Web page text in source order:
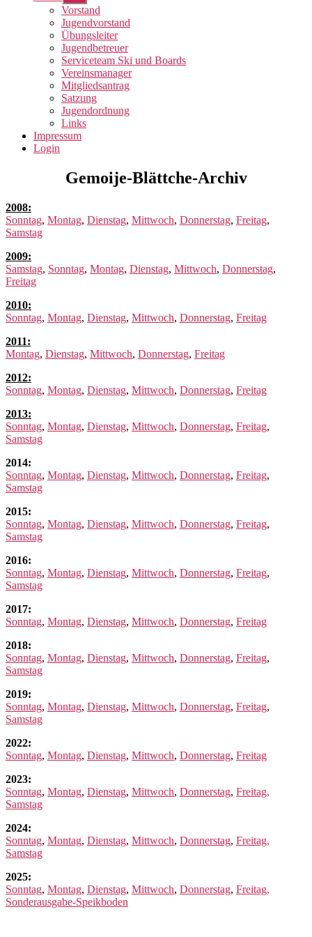
anzeigen
Vorstand
Jugendvorstand
Übungsleiter
Jugendbetreuer
Serviceteam Ski und Boards
Vereinsmanager
Mitgliedsantrag
Satzung
Jugendordnung
Links
Impressum
Login
Gemoije-Blättche-Archiv
2008:
Sonntag, Montag, Dienstag, Mittwoch, Donnerstag, Freitag,
Samstag
2009:
Samstag, Sonntag, Montag, Dienstag, Mittwoch, Donnerstag,
Freitag
2010:
Sonntag, Montag, Dienstag, Mittwoch, Donnerstag, Freitag
2011:
Montag, Dienstag, Mittwoch, Donnerstag, Freitag
2012:
Sonntag, Montag, Dienstag, Mittwoch, Donnerstag, Freitag
2013:
Sonntag, Montag, Dienstag, Mittwoch, Donnerstag, Freitag,
Samstag
2014:
Sonntag, Montag, Dienstag, Mittwoch, Donnerstag, Freitag,
Samstag
2015:
Sonntag, Montag, Dienstag, Mittwoch, Donnerstag, Freitag,
Samstag
2016:
Sonntag, Montag, Dienstag, Mittwoch, Donnerstag, Freitag,
Samstag
2017:
Sonntag, Montag, Dienstag, Mittwoch, Donnerstag, Freitag
2018:
Sonntag, Montag, Dienstag, Mittwoch, Donnerstag, Freitag,
Samstag
2019:
Sonntag, Montag, Dienstag, Mittwoch, Donnerstag, Freitag,
Samstag
2022:
Sonntag, Montag, Dienstag, Mittwoch, Donnerstag, Freitag
2023:
Sonntag, Montag, Dienstag, Mittwoch, Donnerstag, Freitag,
Samstag
2024:
Sonntag, Montag, Dienstag, Mittwoch, Donnerstag, Freitag,
Samstag
2025:
Sonntag, Montag, Dienstag, Mittwoch, Donnerstag, Freitag,
Sonderausgabe-Speikboden